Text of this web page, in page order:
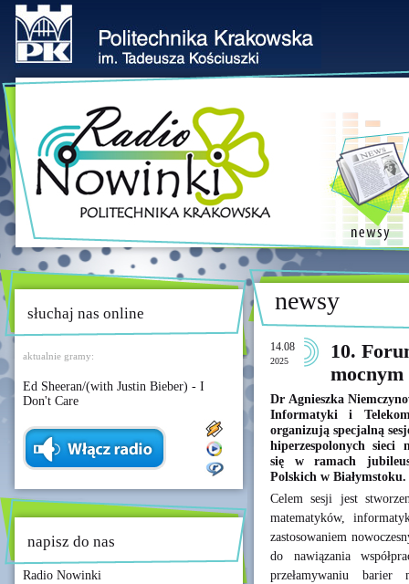
słuchaj nas online
aktualnie gramy:
Ed Sheeran/(with Justin Bieber) - I
Don't Care
napisz do nas
Radio Nowinki
newsy
14.08
2025
10.
mocnym
Dr Agnieszka
Informatyki i
organizują specjalną
hiperzespolonych sieci
się w ramach
Polskich w Białymstoku.
Celem sesji jest
matematyków,
zastosowaniem
do nawiązania
przełamywaniu